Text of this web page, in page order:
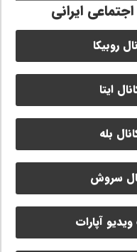
ایرانی
روبیکا
ایتا
بله
سروش
آپارات